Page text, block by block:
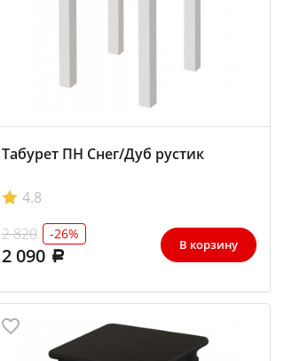
Табурет ПН Снег/Дуб рустик
4.8
2 820
-26%
2 090 В корзину